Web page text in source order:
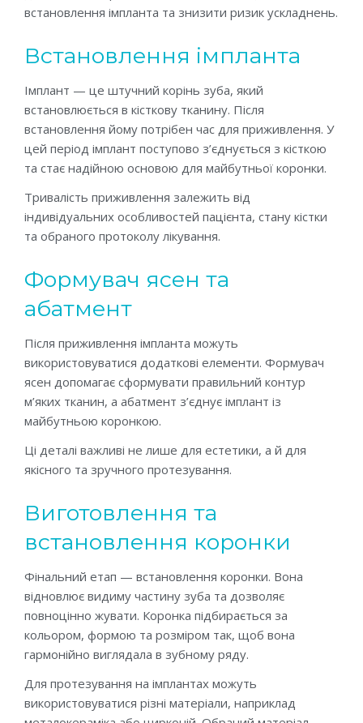
встановлення імпланта та знизити ризик ускладнень.
Встановлення імпланта
Імплант — це штучний корінь зуба, який
встановлюється в кісткову тканину. Після
встановлення йому потрібен час для приживлення. У
цей період імплант поступово з’єднується з кісткою
та стає надійною основою для майбутньої коронки.
Тривалість приживлення залежить від
індивідуальних особливостей пацієнта, стану кістки
та обраного протоколу лікування.
Формувач ясен та
абатмент
Після приживлення імпланта можуть
використовуватися додаткові елементи. Формувач
ясен допомагає сформувати правильний контур
м’яких тканин, а абатмент з’єднує імплант із
майбутньою коронкою.
Ці деталі важливі не лише для естетики, а й для
якісного та зручного протезування.
Виготовлення та
встановлення коронки
Фінальний етап — встановлення коронки. Вона
відновлює видиму частину зуба та дозволяє
повноцінно жувати. Коронка підбирається за
кольором, формою та розміром так, щоб вона
гармонійно виглядала в зубному ряду.
Для протезування на імплантах можуть
використовуватися різні матеріали, наприклад